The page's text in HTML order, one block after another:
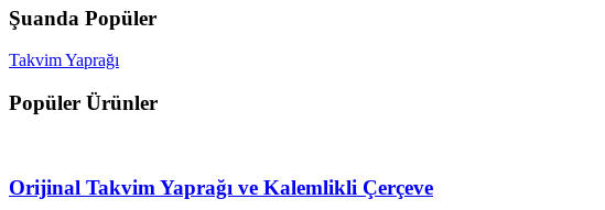
Şuanda Popüler
Takvim Yaprağı
Popüler Ürünler
Orijinal Takvim Yaprağı ve Kalemlikli Çerçeve